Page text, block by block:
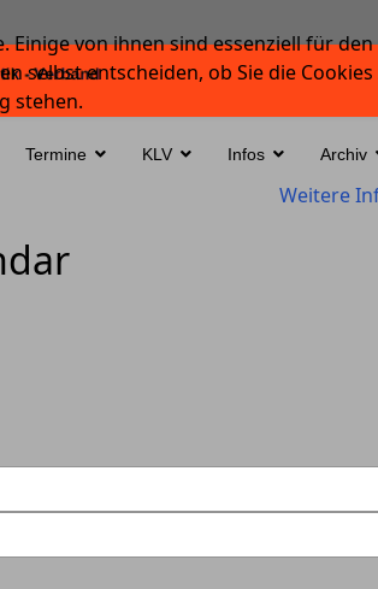
Termine KLV Infos Archiv
Einige von ihnen sind essenziell für
selbst entscheiden, ob Sie die
stehen.
Weitere